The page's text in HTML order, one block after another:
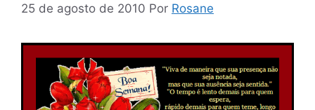
25 de agosto de 2010 Por Rosane